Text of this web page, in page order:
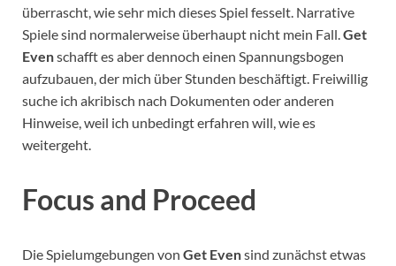
überrascht, wie sehr mich dieses Spiel fesselt. Narrative
Spiele sind normalerweise überhaupt nicht mein Fall.Get
Evenschafft es aber dennoch einen Spannungsbogen
aufzubauen, der mich über Stunden beschäftigt. Freiwillig
suche ich akribisch nach Dokumenten oder anderen
Hinweise, weil ich unbedingt erfahren will, wie es
weitergeht.
Focus and Proceed
Die Spielumgebungen von Get Evensind zunächst etwas